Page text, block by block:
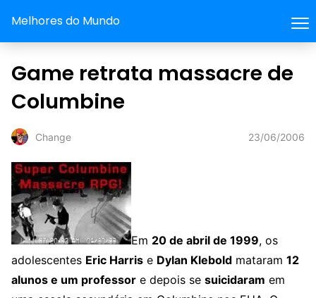
Melhores do Mundo
Game retrata massacre de
Columbine
Change 23/06/2006
Em 20 de abril de 1999, os
adolescentes Eric Harris e Dylan Klebold mataram 12
alunos e um professor e depois se suicidaram em